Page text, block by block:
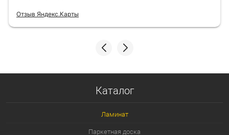
Отзыв Яндекс.Карты
Каталог
Ламинат
Паркетная доска